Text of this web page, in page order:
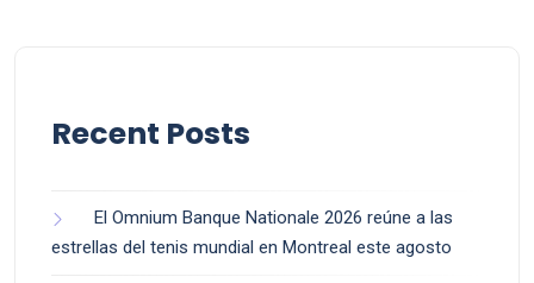
Recent Posts
El Omnium Banque Nationale 2026 reúne a las
estrellas del tenis mundial en Montreal este agosto